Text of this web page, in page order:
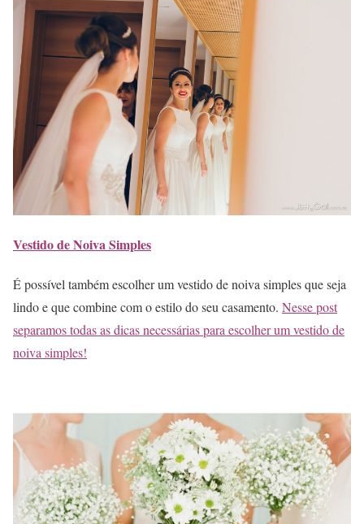
Vestido de Noiva Simples
É possível também escolher um vestido de noiva simples que seja
lindo e que combine com o estilo do seu casamento. Nesse post
separamos todas as dicas necessárias para escolher um vestido de
noiva simples!